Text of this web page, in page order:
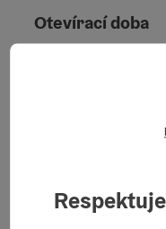
Otevírací doba
Bezbariérovost